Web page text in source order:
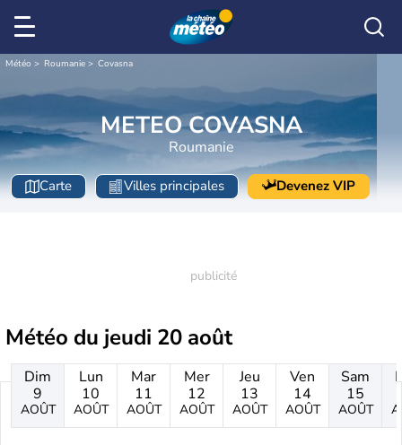
Météo Roumanie Covasna
METEO COVASNA
Roumanie
Carte Villes principales Devenez VIP
Météo du jeudi 20 août
Dim
9
AOÛT
Lun
10
AOÛT
Mar
11
AOÛT
Mer
12
AOÛT
Jeu
13
AOÛT
Ven
14
AOÛT
Sam
15
AOÛT